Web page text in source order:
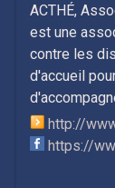
ACTHÉ,
est une
contre les
d'accueil
http://
https://